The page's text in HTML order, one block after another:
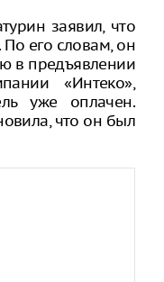
заявил, что
его словам, он
в предъявлении
«Интеко»,
уже оплачен.
что он был